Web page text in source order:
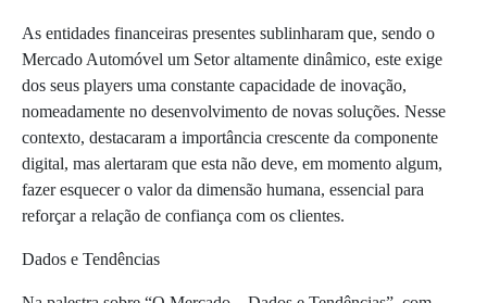
As entidades financeiras presentes sublinharam que, sendo o
Mercado Automóvel um Setor altamente dinâmico, este exige
dos seus players uma constante capacidade de inovação,
nomeadamente no desenvolvimento de novas soluções. Nesse
contexto, destacaram a importância crescente da componente
digital, mas alertaram que esta não deve, em momento algum,
fazer esquecer o valor da dimensão humana, essencial para
reforçar a relação de confiança com os clientes.
Dados e Tendências